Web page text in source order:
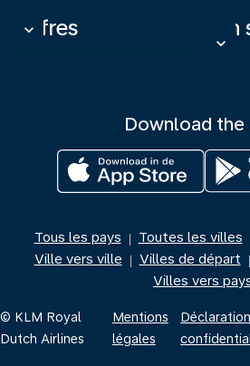
Offres
keyboard_arrow_down
keyboard_arrow_down
Download the
Tous les pays | Toutes les villes
Ville vers ville | Villes de départ |
Villes vers
© KLM Royal
Dutch Airlines
Mentions
légales